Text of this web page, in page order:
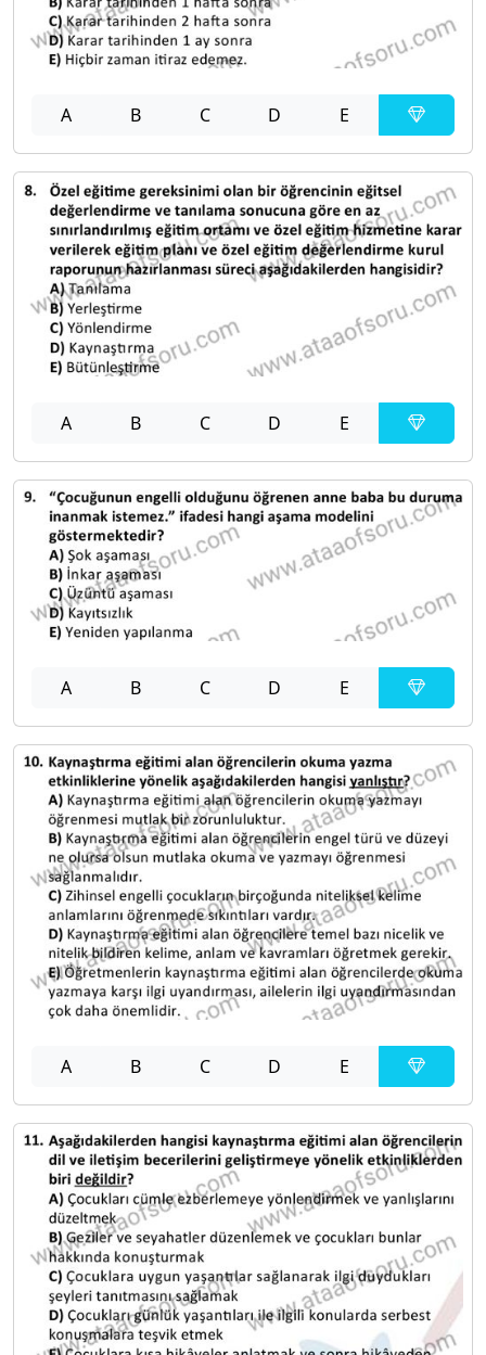
A B C D E
A B C D E
A B C D E
A B C D E